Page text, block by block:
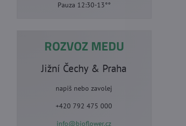
Pauza 12:30-13°°
ROZVOZ MEDU
Jižní Čechy & Praha
napiš nebo zavolej
+420 792 475 000
info@bioflower.cz